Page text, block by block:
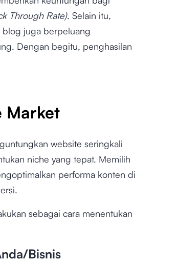
Through Rate). Selain itu,
blog juga berpeluang
Dengan begitu, penghasilan
Market
website seringkali
niche yang tepat. Memilih
performa konten di
sebagai cara menentukan
Bisnis